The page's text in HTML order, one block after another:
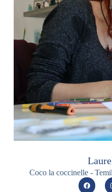
Coco la coccinelle -